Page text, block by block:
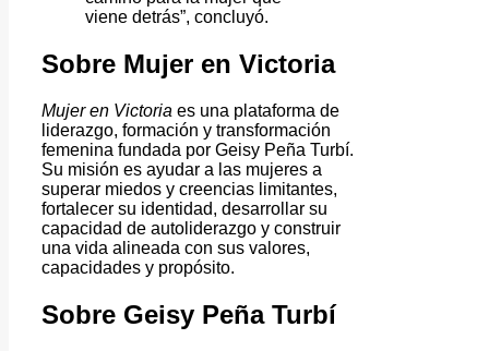
viene detrás”, concluyó.
Sobre Mujer en Victoria
Mujer en Victoria es una plataforma de
liderazgo, formación y transformación
femenina fundada por Geisy Peña Turbí.
Su misión es ayudar a las mujeres a
superar miedos y creencias limitantes,
fortalecer su identidad, desarrollar su
capacidad de autoliderazgo y construir
una vida alineada con sus valores,
capacidades y propósito.
Sobre Geisy Peña Turbí